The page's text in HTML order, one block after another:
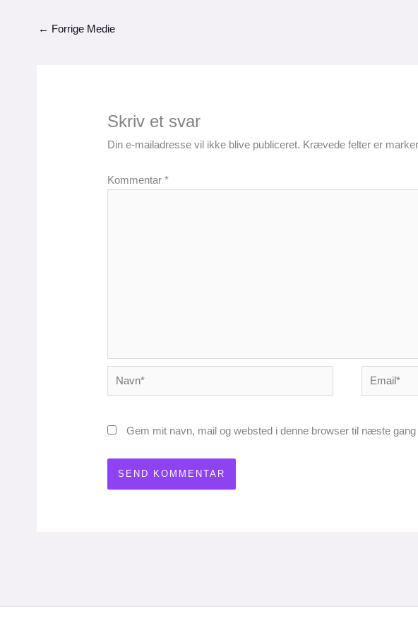
← Forrige Medie
Skriv et svar
Din e-mailadresse vil ikke blive publiceret. Krævede felter er
Kommentar*
Navn* Email*
Gem mit navn, mail og websted i denne browser til næste